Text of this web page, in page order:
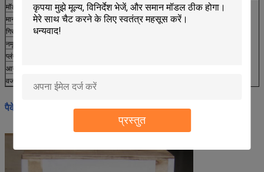
प्रस्तुत
मॉडल
RS-8206
मानक
ASTM-D2632
गिरने की ऊँचाई
नमूने की मोटाई
प्लंगर वजन
आयाम (WxDxH)
वजन
8 किलो
पैकेजः